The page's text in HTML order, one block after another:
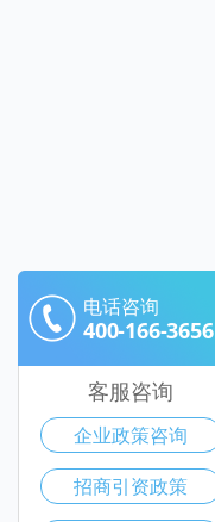
电话咨询
400-166-3656
客服咨询
企业政策咨询
招商引资政策